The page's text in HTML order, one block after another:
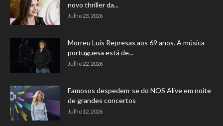
novo thriller da...
Julho 23, 2026
Morreu Luís Represas aos 69 anos. A música
portuguesa está de...
Julho 22, 2026
Famosos despedem-se do NOS Alive em noite
de grandes concertos
Julho 12, 2026